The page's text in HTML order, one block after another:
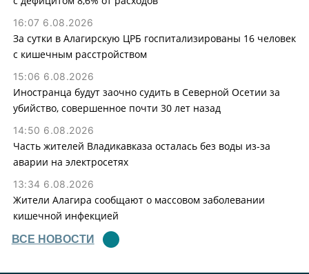
16:07 6.08.2026
За сутки в Алагирскую ЦРБ госпитализированы 16 человек
с кишечным расстройством
15:06 6.08.2026
Иностранца будут заочно судить в Северной Осетии за
убийство, совершенное почти 30 лет назад
14:50 6.08.2026
Часть жителей Владикавказа осталась без воды из-за
аварии на электросетях
13:34 6.08.2026
Жители Алагира сообщают о массовом заболевании
кишечной инфекцией
ВСЕ НОВОСТИ